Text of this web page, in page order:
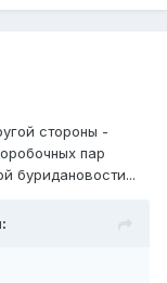
стороны -
пар
буридановости...